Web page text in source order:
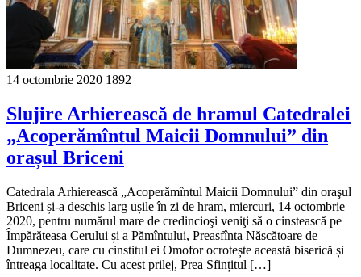
14 octombrie 2020 1892
Slujire Arhierească de hramul Catedralei
„Acoperămîntul Maicii Domnului” din
orașul Briceni
Catedrala Arhierească „Acoperămîntul Maicii Domnului” din oraşul
Briceni și-a deschis larg ușile în zi de hram, miercuri, 14 octombrie
2020, pentru numărul mare de credincioşi veniţi să o cinstească pe
Împărăteasa Cerului și a Pămîntului, Preasfînta Născătoare de
Dumnezeu, care cu cinstitul ei Omofor ocrotește această biserică și
întreaga localitate. Cu acest prilej, Prea Sfințitul […]